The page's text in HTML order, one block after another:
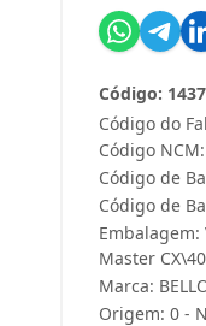
Código do
Código:
Código
Código de
Código de
Embalagem:
Master CX\40
Marca:
Origem: 0 -